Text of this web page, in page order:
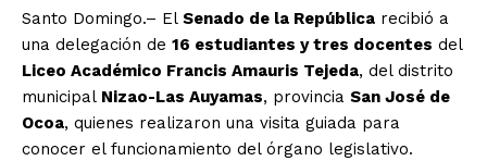
Santo Domingo.– El Senado de la República recibió a
una delegación de 16 estudiantes y tres docentes del
Liceo Académico Francis Amauris Tejeda, del distrito
municipal Nizao-Las Auyamas, provincia San José de
Ocoa, quienes realizaron una visita guiada para
conocer el funcionamiento del órgano legislativo.